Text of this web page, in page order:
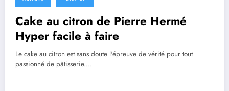
Cake au citron de Pierre Hermé
Hyper facile à faire
Le cake au citron est sans doute l'épreuve de vérité pour tout
passionné de pâtisserie.…